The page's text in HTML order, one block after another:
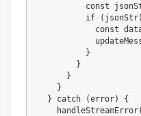
const
if
( jsonStr)
const
}
}
}
}
}
catch (error)
{
handleStreamError(